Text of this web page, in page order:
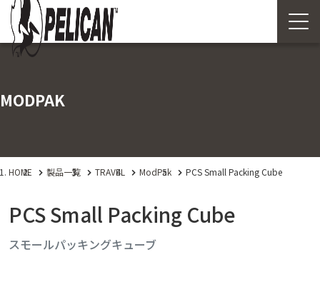
MODPAK
HOME 製品一覧 TRAVEL ModPak PCS Small Packing Cube
PCS Small Packing Cube
スモールパッキングキューブ